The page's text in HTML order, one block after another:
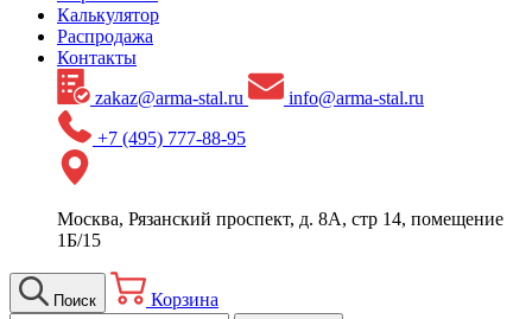
Калькулятор
Распродажа
Контакты
zakaz@arma-stal.ru
info@arma-stal.ru
+7 (495) 777-88-95
Москва, Рязанский проспект, д. 8А, стр 14, помещение
1Б/15
Поиск Корзина